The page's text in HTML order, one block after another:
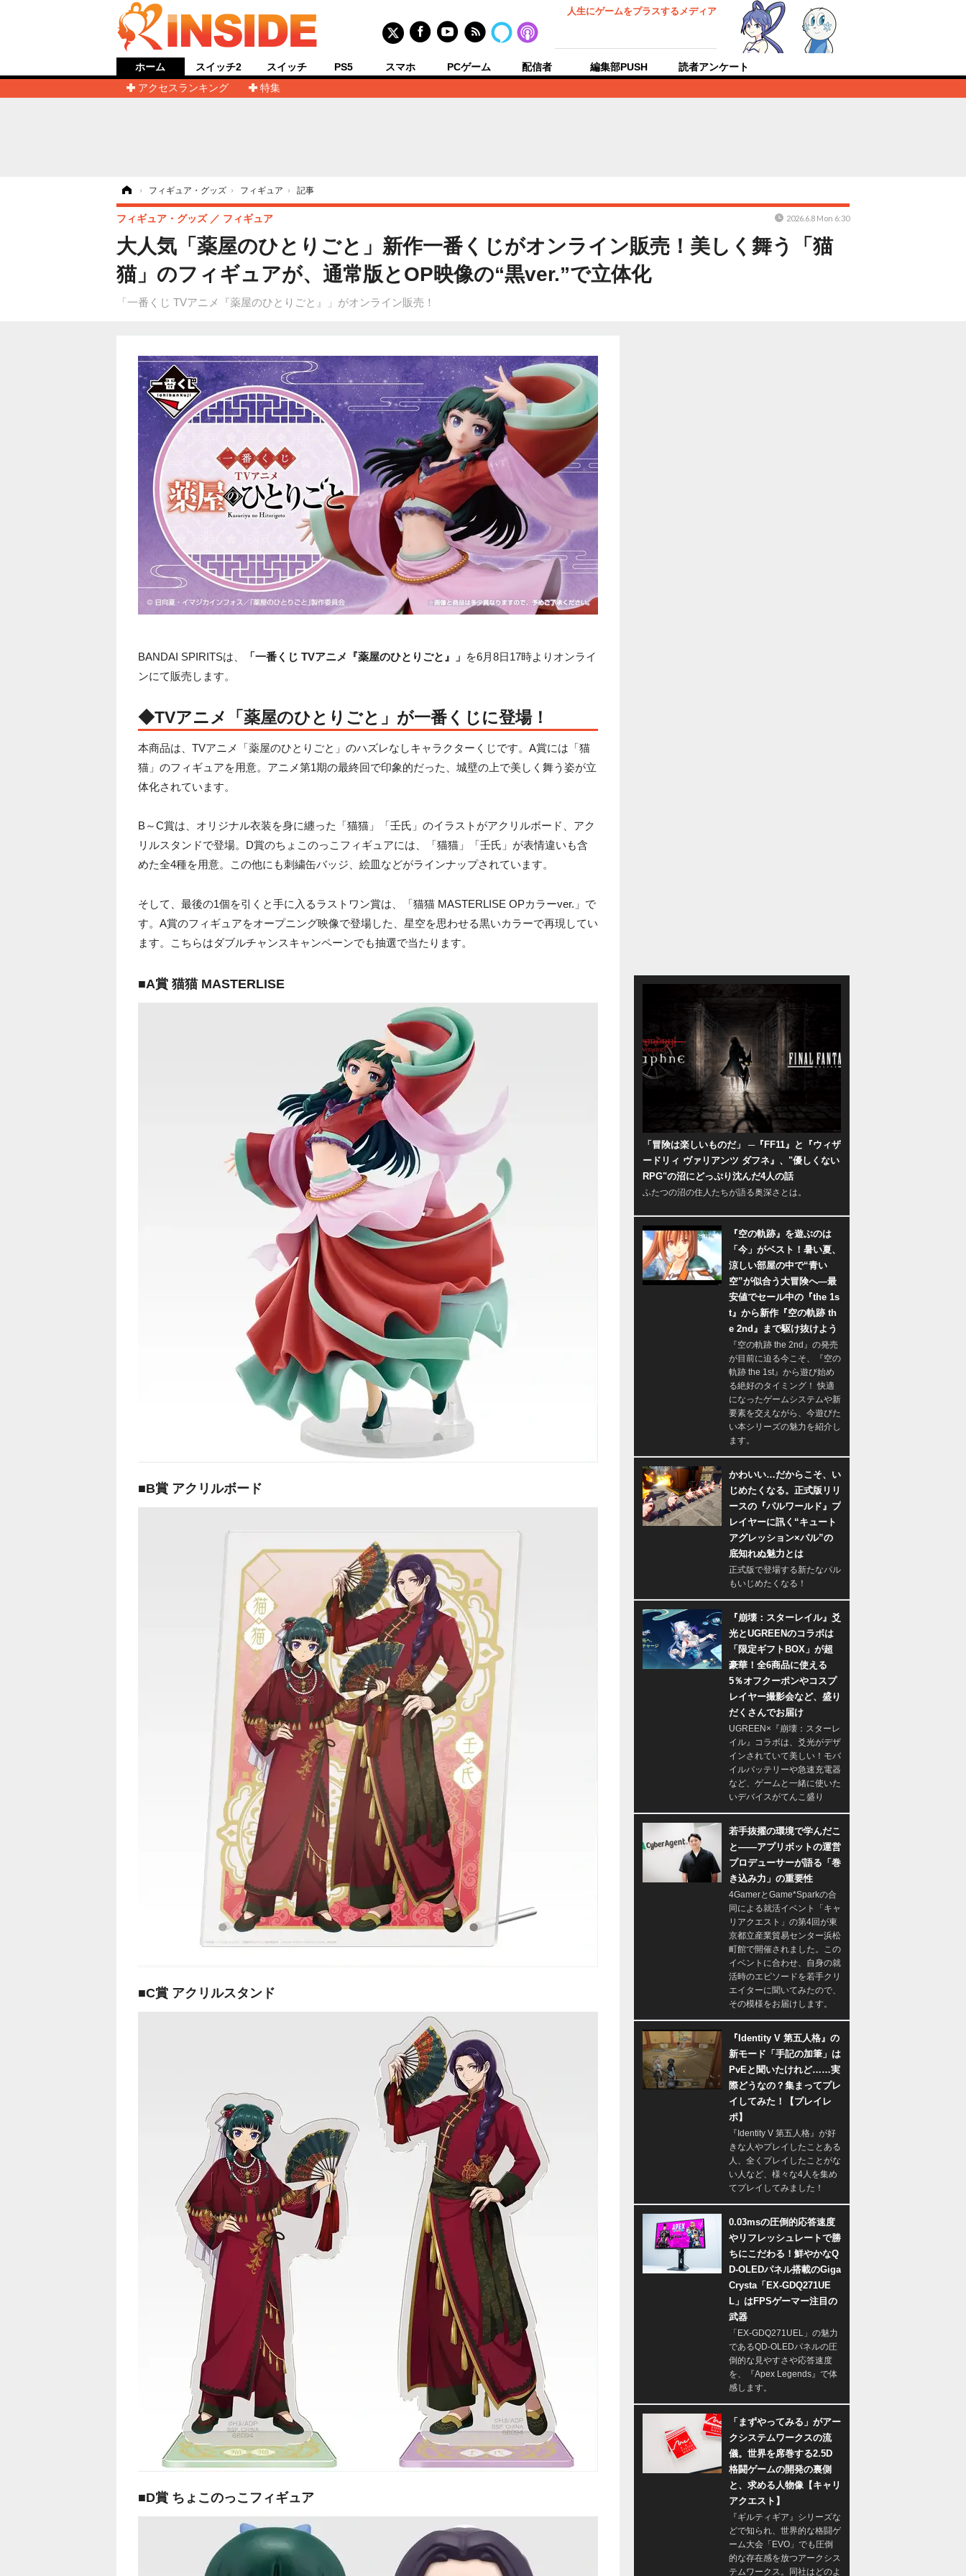
人生にゲームをプラスするメディア
ホーム
アクセスランキング
特集
スイッチ2 スイッチ PS5 スマホ PCゲーム 配信者 編集部PUSH 読者アンケート
› フィギュア・グッズ › フィギュア › 記事
大人気「薬屋のひとりごと」新作一番くじがオンライン販売！美しく舞う「猫
猫」のフィギュアが、通常版とOP映像の“黒ver.”で立体化
「一番くじ TVアニメ『薬屋のひとりごと』」がオンライン販売！
フィギュア・グッズ フィギュア 2026.6.8 Mon 6:30
BANDAI SPIRITSは、 「一番くじ TVアニメ『薬屋のひとりごと』」 を6月8日17時よりオンライ
ンにて販売します。
◆TVアニメ「薬屋のひとりごと」が一番くじに登場！
本商品は、TVアニメ「薬屋のひとりごと」のハズレなしキャラクターくじです。A賞には「猫
猫」のフィギュアを用意。アニメ第1期の最終回で印象的だった、城壁の上で美しく舞う姿が立
体化されています。
B～C賞は、オリジナル衣装を身に纏った「猫猫」「壬氏」のイラストがアクリルボード、アク
リルスタンドで登場。D賞のちょこのっこフィギュアには、「猫猫」「壬氏」が表情違いも含
めた全4種を用意。この他にも刺繍缶バッジ、絵皿などがラインナップされています。
そして、最後の1個を引くと手に入るラストワン賞は、「猫猫 MASTERLISE OPカラーver.」で
す。A賞のフィギュアをオープニング映像で登場した、星空を思わせる黒いカラーで再現してい
ます。こちらはダブルチャンスキャンペーンでも抽選で当たります。
■A賞 猫猫 MASTERLISE
■B賞 アクリルボード
■C賞 アクリルスタンド
■D賞 ちょこのっこフィギュア
「冒険は楽しいものだ」 ─『FF11』と『ウィザ
ードリィ ヴァリアンツ ダフネ』、"優しくない
RPG"の沼にどっぷり沈んだ4人の話
ふたつの沼の住人たちが語る奥深さとは。
『空の軌跡』を遊ぶのは
「今」がベスト！暑い夏、
涼しい部屋の中で“青い
空”が似合う大冒険へ―最
安値でセール中の『the 1s
t』から新作『空の軌跡 th
e 2nd』まで駆け抜けよう
『空の軌跡 the 2nd』の発売
が目前に迫る今こそ、『空の
軌跡 the 1st』から遊び始め
る絶好のタイミング！ 快適
になったゲームシステムや新
要素を交えながら、今遊びた
い本シリーズの魅力を紹介し
ます。
かわいい…だからこそ、い
じめたくなる。正式版リリ
ースの『パルワールド』プ
レイヤーに訊く“キュート
アグレッション×パル”の
底知れぬ魅力とは
正式版で登場する新たなパル
もいじめたくなる！
『崩壊：スターレイル』爻
光とUGREENのコラボは
「限定ギフトBOX」が超
豪華！全6商品に使える
5％オフクーポンやコスプ
レイヤー撮影会など、盛り
だくさんでお届け
UGREEN×『崩壊：スターレ
イル』コラボは、爻光がデザ
インされていて美しい！モバ
イルバッテリーや急速充電器
など、ゲームと一緒に使いた
いデバイスがてんこ盛り
若手抜擢の環境で学んだこ
と――アプリボットの運営
プロデューサーが語る「巻
き込み力」の重要性
4GamerとGame*Sparkの合
同による就活イベント「キャ
リアクエスト」の第4回が東
京都立産業貿易センター浜松
町館で開催されました。この
イベントに合わせ、自身の就
活時のエピソードを若手クリ
エイターに聞いてみたので、
その模様をお届けします。
『Identity V 第五人格』の
新モード「手記の加筆」は
PvEと聞いたけれど……実
際どうなの？集まってプレ
イしてみた！【プレイレ
ポ】
『Identity V 第五人格』が好
きな人やプレイしたことある
人、全くプレイしたことがな
い人など、様々な4人を集め
てプレイしてみました！
0.03msの圧倒的応答速度
やリフレッシュレートで勝
ちにこだわる！鮮やかなQ
D-OLEDパネル搭載のGiga
Crysta「EX-GDQ271UE
L」はFPSゲーマー注目の
武器
「EX-GDQ271UEL」の魅力
であるQD-OLEDパネルの圧
倒的な見やすさや応答速度
を、『Apex Legends』で体
感します。
「まずやってみる」がアー
クシステムワークスの流
儀。世界を席巻する2.5D
格闘ゲームの開発の裏側
と、求める人物像【キャリ
アクエスト】
『ギルティギア』シリーズな
どで知られ、世界的な格闘ゲ
ーム大会「EVO」でも圧倒
的な存在感を放つアークシス
テムワークス。同社はどのよ